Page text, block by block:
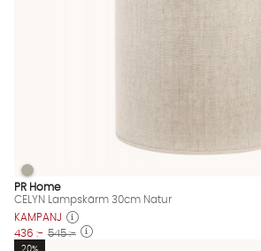
CELYN Lampskärm 30cm Natur Finns
CELYN Lampskärm 30cm Natur
PR Home
CELYN Lampskärm 30cm Natur
KAMPANJ
436 :- 545 :-
20%